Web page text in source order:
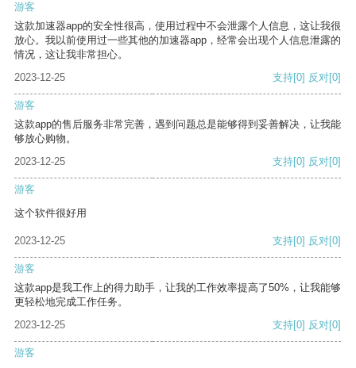
游客
这款加速器app的安全性很高，使用过程中不会泄露个人信息，这让我很
放心。我以前使用过一些其他的加速器app，经常会出现个人信息泄露的
情况，这让我非常担心。
2023-12-25
支持[0] 反对[0]
游客
这款app的售后服务非常完善，遇到问题总是能够得到妥善解决，让我能
够放心购物。
2023-12-25
支持[0] 反对[0]
游客
这个软件很好用
2023-12-25 支持[0] 反对[0]
游客
这款app是我工作上的得力助手，让我的工作效率提高了50%，让我能够
更轻松地完成工作任务。
2023-12-25
支持[0] 反对[0]
游客